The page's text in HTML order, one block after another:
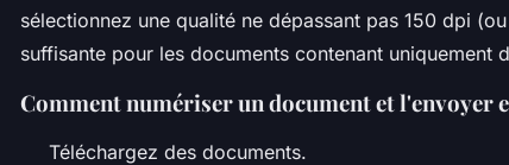
sélectionnez une qualité ne dépassant pas 150 dpi
suffisante pour les documents contenant uniquement
Comment numériser un document et l'envoyer
Téléchargez des documents.